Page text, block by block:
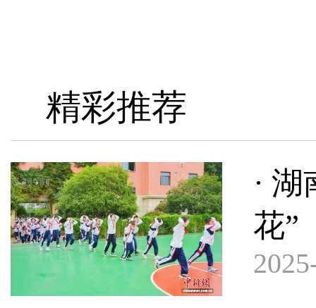
精彩推荐
·
花”